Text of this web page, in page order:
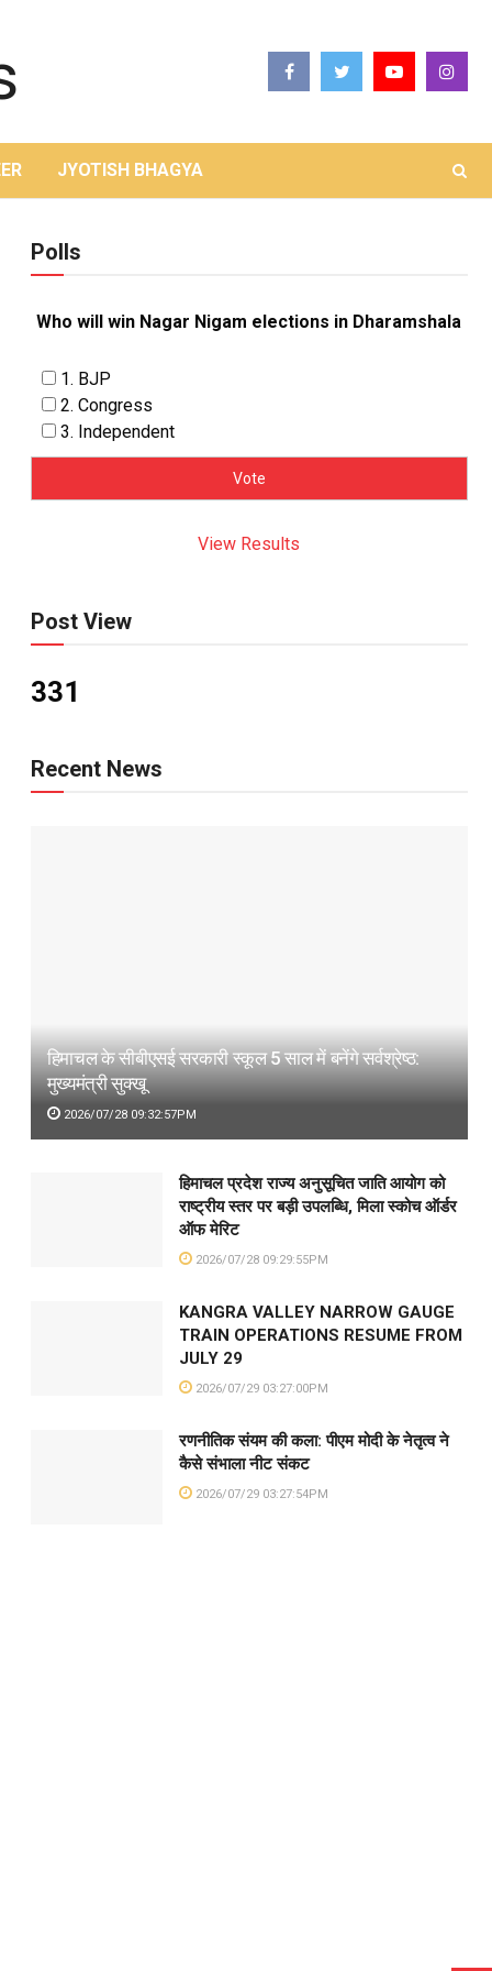
JYOTISH BHAGYA
Polls
Who will win Nagar Nigam elections in Dharamshala
1. BJP
2. Congress
3. Independent
View Results
Post View
331
Recent News
हिमाचल के सीबीएसई सरकारी स्कूल 5 साल में बनेंगे सर्वश्रेष्ठ:
मुख्यमंत्री सुक्खू
2026/07/28 09:32:57PM
हिमाचल प्रदेश राज्य अनुसूचित जाति आयोग को
राष्ट्रीय स्तर पर बड़ी उपलब्धि, मिला स्कोच ऑर्डर
ऑफ मेरिट
2026/07/28 09:29:55PM
KANGRA VALLEY NARROW GAUGE
TRAIN OPERATIONS RESUME FROM
JULY 29
2026/07/29 03:27:00PM
रणनीतिक संयम की कला: पीएम मोदी के नेतृत्व ने
कैसे संभाला नीट संकट
2026/07/29 03:27:54PM